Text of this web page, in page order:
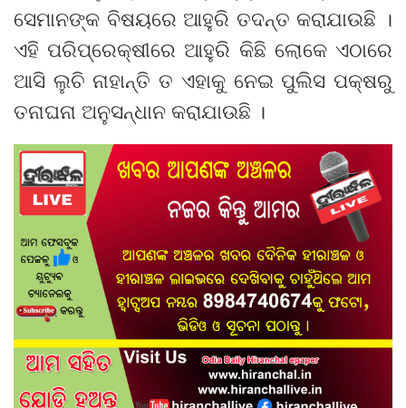
ସେମାନଙ୍କ ବିଷୟରେ ଆହୁରି ତଦନ୍ତ କରାଯାଉଛି ।
ଏହି ପରିପ୍ରେକ୍ଷୀରେ ଆହୁରି କିଛି ଲୋକେ ଏଠାରେ
ଆସି ଲୁଚି ନାହାନ୍ତି ତ ଏହାକୁ ନେଇ ପୁଲିସ ପକ୍ଷରୁ
ତନାଘନା ଅନୁସନ୍ଧାନ କରାଯାଉଛି ।